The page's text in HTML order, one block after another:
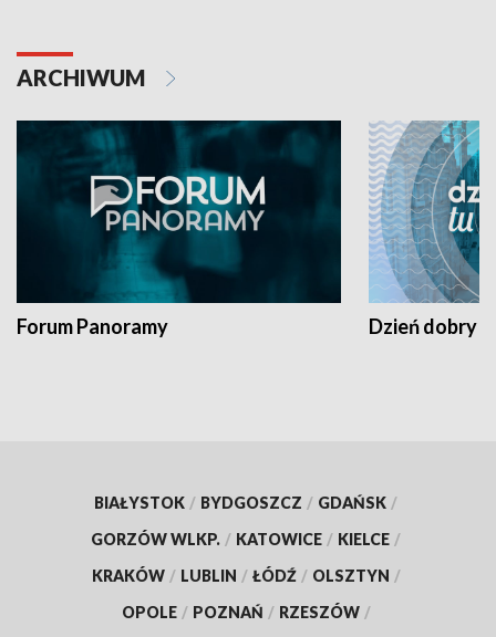
ARCHIWUM
Forum Panoramy Dzień dobry
BIAŁYSTOK / BYDGOSZCZ / GDAŃSK /
GORZÓW WLKP. / KATOWICE / KIELCE /
KRAKÓW / LUBLIN / ŁÓDŹ / OLSZTYN /
OPOLE / POZNAŃ / RZESZÓW /